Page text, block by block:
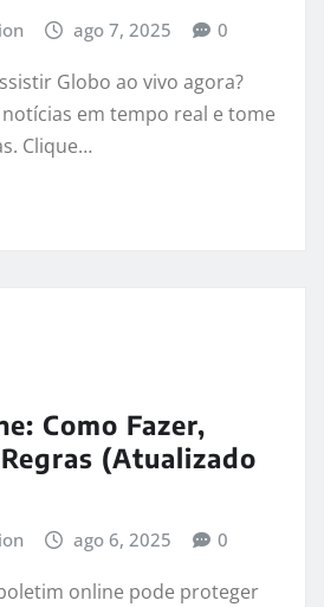
ago 7, 2025 0
Globo ao vivo agora?
em tempo real e tome
Clique…
Como Fazer,
(Atualizado
ago 6, 2025 0
online pode proteger